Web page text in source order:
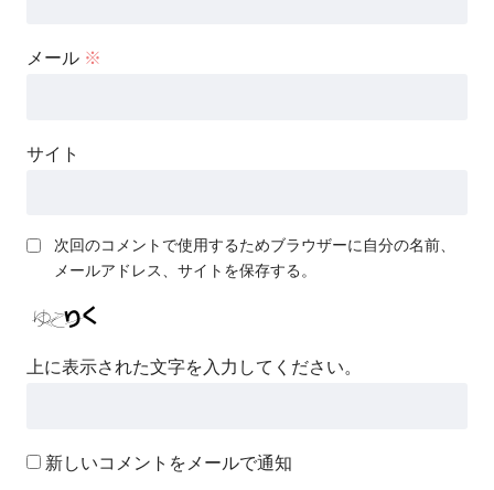
メール ※
サイト
次回のコメントで使用するためブラウザーに自分の名前、
メールアドレス、サイトを保存する。
上に表示された文字を入力してください。
新しいコメントをメールで通知